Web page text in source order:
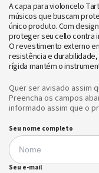
A capa para violoncelo
músicos que buscam
único produto. Com
proteger seu cello contra
O revestimento externo
resistência e
rígida mantém o
Quer ser avisado assim
Preencha os campos
informado assim que o
Seu nome completo
Seu e-mail